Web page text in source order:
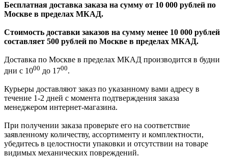
Бесплатная доставка заказа на сумму от 10 000 рублей по
Москве в пределах МКАД.
Стоимость доставки заказов на сумму менее 10 000 рублей
составляет 500 рублей по Москве в пределах МКАД.
Доставка по Москве в пределах МКАД производится в будни
дни с 1000 до 1700.
Курьеры доставляют заказ по указанному вами адресу в
течение 1-2 дней с момента подтверждения заказа
менеджером интернет-магазина.
При получении заказа проверьте его на соответствие
заявленному количеству, ассортименту и комплектности,
убедитесь в целостности упаковки и отсутствии на товаре
видимых механических повреждений.